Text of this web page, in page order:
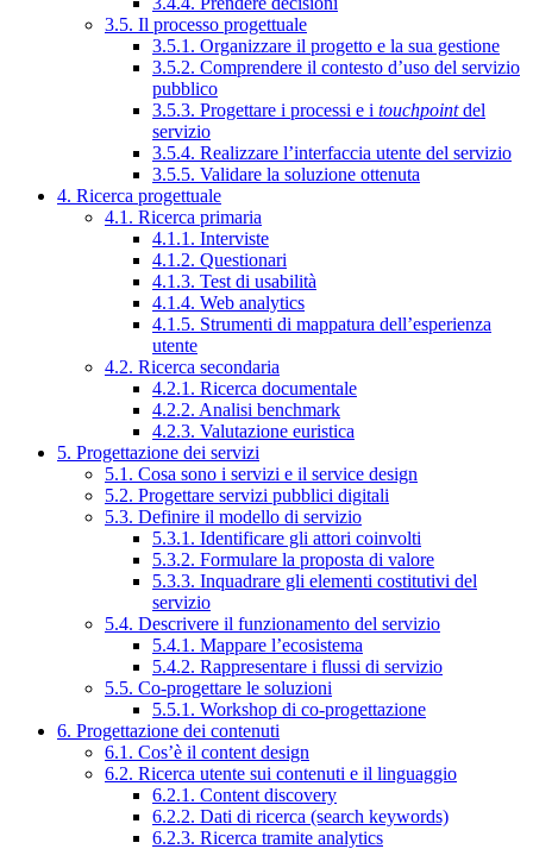
3.5. Il processo progettuale
3.5.1. Organizzare il progetto e la sua gestione
3.5.2. Comprendere il contesto d’uso del servizio
pubblico
3.5.3. Progettare i processi e i touchpointdel
servizio
3.5.4. Realizzare l’interfaccia utente del servizio
3.5.5. Validare la soluzione ottenuta
4. Ricerca progettuale
4.1. Ricerca primaria
4.1.1. Interviste
4.1.2. Questionari
4.1.3. Test di usabilità
4.1.4. Web analytics
4.1.5. Strumenti di mappatura dell’esperienza
utente
4.2. Ricerca secondaria
4.2.1. Ricerca documentale
4.2.2. Analisi benchmark
4.2.3. Valutazione euristica
5. Progettazione dei servizi
5.1. Cosa sono i servizi e il service design
5.2. Progettare servizi pubblici digitali
5.3. Definire il modello di servizio
5.3.1. Identificare gli attori coinvolti
5.3.2. Formulare la proposta di valore
5.3.3. Inquadrare gli elementi costitutivi del
servizio
5.4. Descrivere il funzionamento del servizio
5.4.1. Mappare l’ecosistema
5.4.2. Rappresentare i flussi di servizio
5.5. Co-progettare le soluzioni
5.5.1. Workshop di co-progettazione
6. Progettazione dei contenuti
6.1. Cos’è il content design
6.2. Ricerca utente sui contenuti e il linguaggio
6.2.1. Content discovery
6.2.2. Dati di ricerca (search keywords)
6.2.3. Ricerca tramite analytics